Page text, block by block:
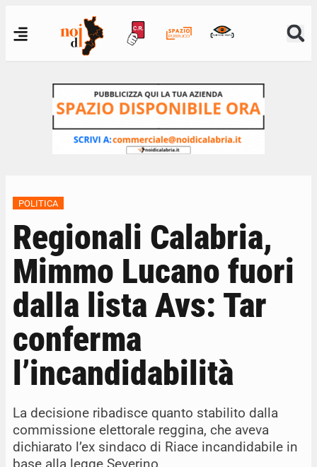
POLITICA
Regionali Calabria,
Mimmo Lucano fuori
dalla lista Avs: Tar
conferma
l’incandidabilità
La decisione ribadisce quanto stabilito dalla
commissione elettorale reggina, che aveva
dichiarato l’ex sindaco di Riace incandidabile in